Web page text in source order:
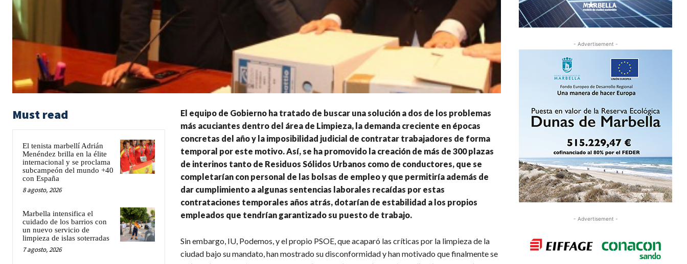
Must read
El tenista marbellí Adrián
Menéndez brilla en la élite
internacional y se proclama
subcampeón del mundo +40
con España
8 agosto, 2026
Marbella intensifica el
cuidado de los barrios con
un nuevo servicio de
limpieza de islas soterradas
7 agosto, 2026
El equipo de Gobierno ha tratado de buscar una solución a dos de los problemas
más acuciantes dentro del área de Limpieza, la demanda creciente en épocas
concretas del año y la imposibilidad judicial de contratar trabajadores de forma
temporal por este motivo. Así, se ha promovido la creación de más de 300 plazas
de interinos tanto de Residuos Sólidos Urbanos como de conductores, que se
completarían con personal de las bolsas de empleo y que permitiría además de
dar cumplimiento a algunas sentencias laborales recaídas por estas
contrataciones temporales años atrás, dotarían de estabilidad a los propios
empleados que tendrían garantizado su puesto de trabajo.
Sin embargo, IU, Podemos, y el propio PSOE, que acaparó las críticas por la limpieza de la
ciudad bajo su mandato, han mostrado su disconformidad y han motivado que finalmente se
- Advertisement -
- Advertisement -